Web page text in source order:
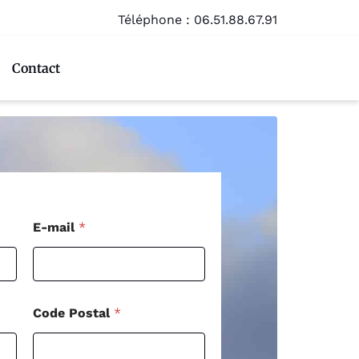
Téléphone : 06.51.88.67.91
Contact
E-mail *
Code Postal *